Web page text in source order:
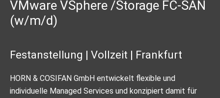
VMware VSphere /Storage FC-SAN
(w/m/d)
Festanstellung | Vollzeit | Frankfurt
HORN & COSIFAN GmbH entwickelt flexible und
individuelle Managed Services und konzipiert damit für